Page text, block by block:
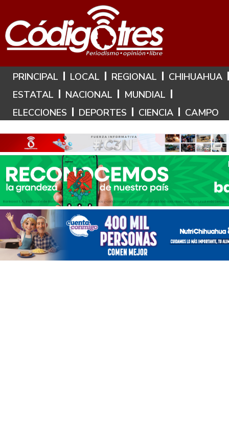
Hoy es: 9 de Agosto de 2026
PRINCIPAL LOCAL REGIONAL
CHIHUAHUA
ESTATAL
NACIONAL
MUNDIAL
ELECCIONES
DEPORTES CIENCIA CAMPO